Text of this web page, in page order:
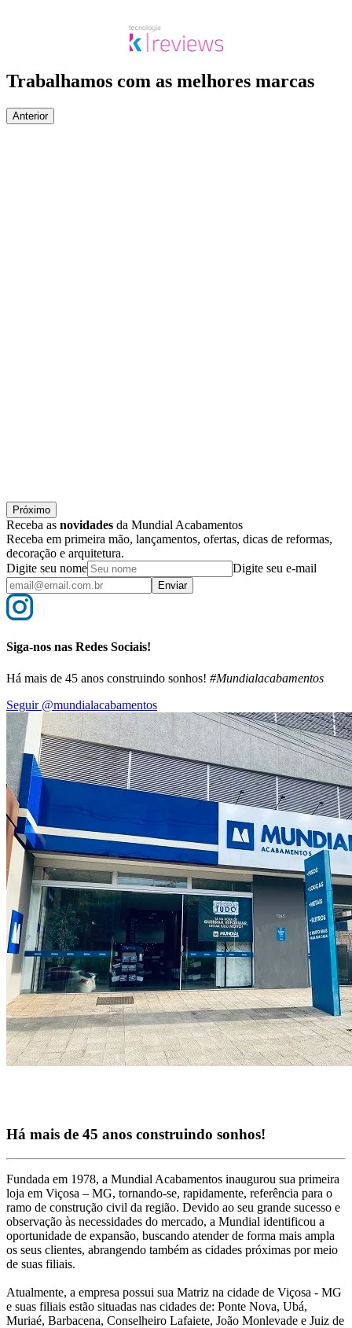
Trabalhamos com as melhores marcas
Anterior
Próximo
Receba as novidades da Mundial Acabamentos
Receba em primeira mão, lançamentos, ofertas, dicas de reformas,
decoração e arquitetura.
Digite seu nome
Digite seu e-mail
Enviar
Siga-nos nas Redes Sociais!
Há mais de 45 anos construindo sonhos! #Mundialacabamentos
Seguir @mundialacabamentos
Há mais de 45 anos construindo sonhos!
Fundada em 1978, a Mundial Acabamentos inaugurou sua primeira
loja em Viçosa – MG, tornando-se, rapidamente, referência para o
ramo de construção civil da região. Devido ao seu grande sucesso e
observação às necessidades do mercado, a Mundial identificou a
oportunidade de expansão, buscando atender de forma mais ampla
os seus clientes, abrangendo também as cidades próximas por meio
de suas filiais.
Atualmente, a empresa possui sua Matriz na cidade de Viçosa - MG
e suas filiais estão situadas nas cidades de: Ponte Nova, Ubá,
Muriaé, Barbacena, Conselheiro Lafaiete, João Monlevade e Juiz de